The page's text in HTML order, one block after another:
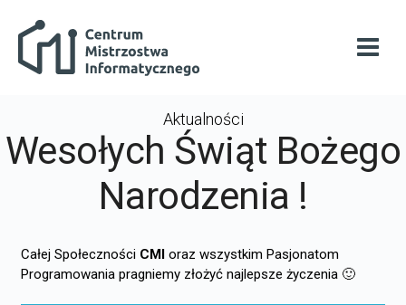
Aktualności
Wesołych Świąt Bożego
Narodzenia !
Całej Społeczności CMI oraz wszystkim Pasjonatom
Programowania pragniemy złożyć najlepsze życzenia 🙂